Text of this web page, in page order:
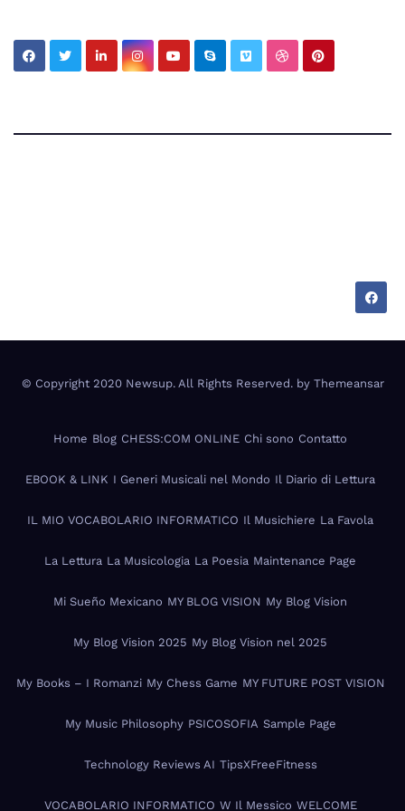
© Copyright 2020 Newsup. All Rights Reserved. by Themeansar
Home Blog CHESS:COM ONLINE Chi sono Contatto
EBOOK & LINK I Generi Musicali nel Mondo Il Diario di Lettura
IL MIO VOCABOLARIO INFORMATICO Il Musichiere La Favola
La Lettura La Musicologia La Poesia Maintenance Page
Mi Sueño Mexicano MY BLOG VISION My Blog Vision
My Blog Vision 2025 My Blog Vision nel 2025
My Books – I Romanzi My Chess Game MY FUTURE POST VISION
My Music Philosophy PSICOSOFIA Sample Page
Technology Reviews AI TipsXFreeFitness
VOCABOLARIO INFORMATICO W Il Messico WELCOME